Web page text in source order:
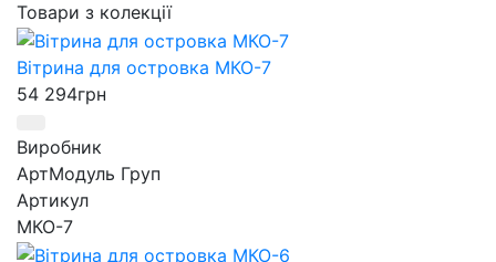
Товари з колекції
Вітрина для островка МКО-7
54 294грн
Виробник
АртМодуль Груп
Артикул
МКО-7